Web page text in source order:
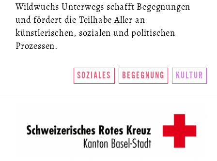
Wildwuchs Unterwegs schafft Begegnungen
und fördert die Teilhabe Aller an
künstlerischen, sozialen und politischen
Prozessen.
SOZIALES BEGEGNUNG KULTUR